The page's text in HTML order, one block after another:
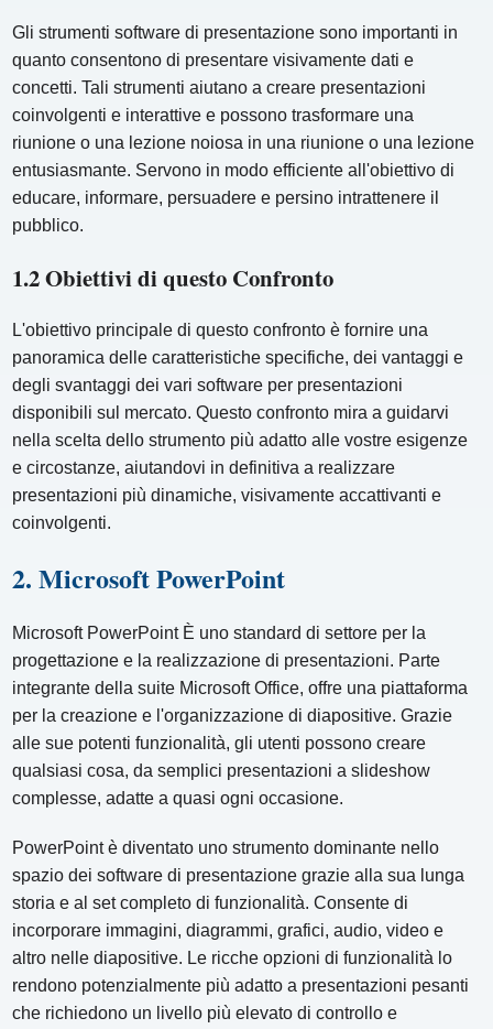
Gli strumenti software di presentazione sono importanti in
quanto consentono di presentare visivamente dati e
concetti. Tali strumenti aiutano a creare presentazioni
coinvolgenti e interattive e possono trasformare una
riunione o una lezione noiosa in una riunione o una lezione
entusiasmante. Servono in modo efficiente all'obiettivo di
educare, informare, persuadere e persino intrattenere il
pubblico.
1.2 Obiettivi di questo Confronto
L'obiettivo principale di questo confronto è fornire una
panoramica delle caratteristiche specifiche, dei vantaggi e
degli svantaggi dei vari software per presentazioni
disponibili sul mercato. Questo confronto mira a guidarvi
nella scelta dello strumento più adatto alle vostre esigenze
e circostanze, aiutandovi in ​​definitiva a realizzare
presentazioni più dinamiche, visivamente accattivanti e
coinvolgenti.
2. Microsoft PowerPoint
Microsoft PowerPoint È uno standard di settore per la
progettazione e la realizzazione di presentazioni. Parte
integrante della suite Microsoft Office, offre una piattaforma
per la creazione e l'organizzazione di diapositive. Grazie
alle sue potenti funzionalità, gli utenti possono creare
qualsiasi cosa, da semplici presentazioni a slideshow
complesse, adatte a quasi ogni occasione.
PowerPoint è diventato uno strumento dominante nello
spazio dei software di presentazione grazie alla sua lunga
storia e al set completo di funzionalità. Consente di
incorporare immagini, diagrammi, grafici, audio, video e
altro nelle diapositive. Le ricche opzioni di funzionalità lo
rendono potenzialmente più adatto a presentazioni pesanti
che richiedono un livello più elevato di controllo e